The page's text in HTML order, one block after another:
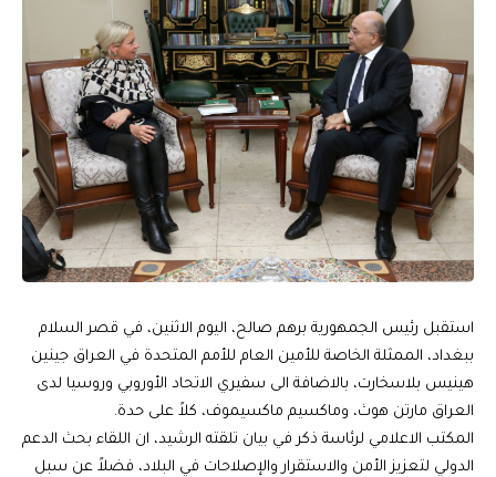
استقبل رئيس الجمهورية برهم صالح، اليوم الاثنين، في قصر السلام
ببغداد، الممثلة الخاصة للأمين العام للأمم المتحدة في العراق جينين
هينيس بلاسخارت، بالاضافة الى سفيري الاتحاد الأوروبي وروسيا لدى
العراق مارتن هوث، وماكسيم ماكسيموف، كلاً على حدة.
المكتب الاعلامي لرئاسة ذكر في بيان تلقته الرشيد، ان اللقاء بحث الدعم
الدولي لتعزيز الأمن والاستقرار والإصلاحات في البلاد، فضلاً عن سبل